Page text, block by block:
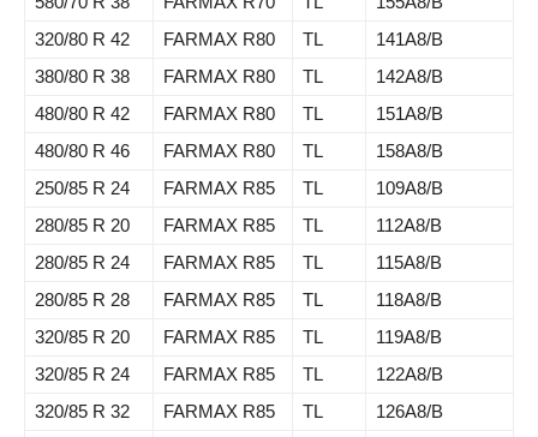
320/80 R 42
FARMAX R80 TL
141A8/B
380/80 R 38
FARMAX R80 TL
142A8/B
480/80 R 42
FARMAX R80 TL
151A8/B
480/80 R 46
FARMAX R80 TL
158A8/B
250/85 R 24
FARMAX R85 TL
109A8/B
280/85 R 20
FARMAX R85 TL
112A8/B
280/85 R 24
FARMAX R85 TL
115A8/B
280/85 R 28
FARMAX R85 TL
118A8/B
320/85 R 20
FARMAX R85 TL
119A8/B
320/85 R 24
FARMAX R85 TL
122A8/B
320/85 R 32
FARMAX R85 TL
126A8/B